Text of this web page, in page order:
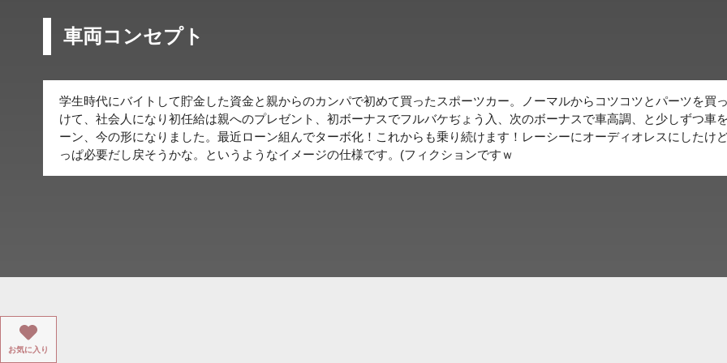
車両コンセプト
学生時代にバイトして貯金した資金と親からのカンパで初めて買ったスポーツカー。ノーマルからコツコツとパーツを買
けて、社会人になり初任給は親へのプレゼント、初ボーナスでフルバケぢょう入、次のボーナスで車高調、と少しずつ車
ーン、今の形になりました。最近ローン組んでターボ化！これからも乗り続けます！レーシーにオーディオレスにしたけ
っぱ必要だし戻そうかな。というようなイメージの仕様です。(フィクションですｗ
お気に入り